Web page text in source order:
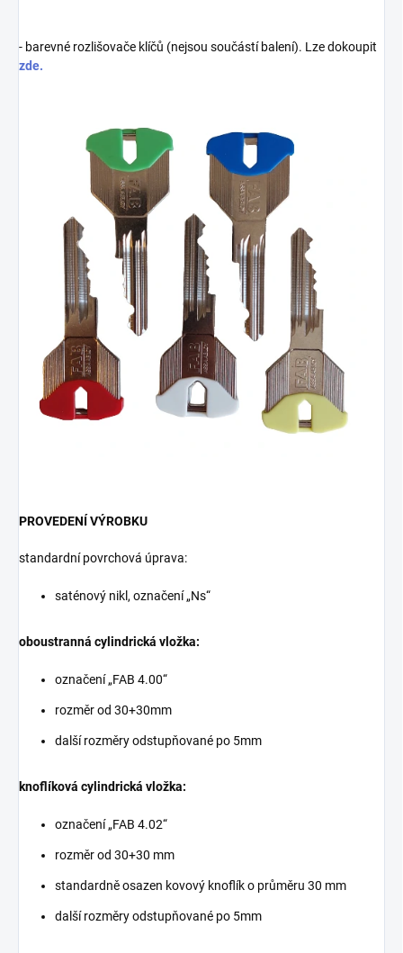
- barevné rozlišovače klíčů (nejsou součástí balení). Lze dokoupit
zde.
PROVEDENÍ VÝROBKU
standardní povrchová úprava:
saténový nikl, označení „Ns“
oboustranná cylindrická vložka:
označení „FAB 4.00“
rozměr od 30+30mm
další rozměry odstupňované po 5mm
knoflíková cylindrická vložka:
označení „FAB 4.02“
rozměr od 30+30 mm
standardně osazen kovový knoflík o průměru 30 mm
další rozměry odstupňované po 5mm